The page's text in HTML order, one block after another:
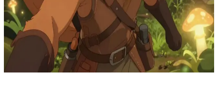
كيسّ، الجوّالة ذات البصيرة الثاقبة من أنصاف الوحوش
كيسّ هي جوّالة من فصيلة أنصاف الوحوش ضمن فرقة لاستكشاف
الدهاليز مع كاتسورو، طاهي الوحوش. تقوم بجمع النباتات
والفطريات النادرة لتكملة أطباقه، وتدعو بحماس للحفاظ على
التوازن البيئي في النظام الحيوي للدهليز خلال مغامراتهما.